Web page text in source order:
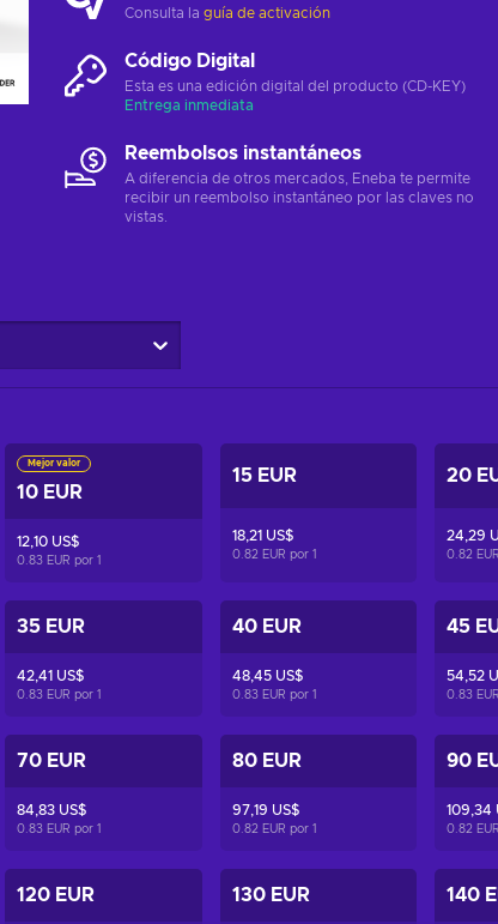
Consulta la guía de activación
Código Digital
Esta es una edición digital del producto (CD-KEY)
Entrega inmediata
Reembolsos instantáneos
A diferencia de otros mercados, Eneba te permite
recibir un reembolso instantáneo por las claves no
vistas.
Mejor valor
10 EUR
12,10 US$
0.83 EUR por 1
15 EUR
18,21 US$
0.82 EUR por 1
20
24,29
0.82
35 EUR
42,41 US$
0.83 EUR por 1
40 EUR
48,45 US$
0.83 EUR por 1
45
54,52
0.83
70 EUR
84,83 US$
0.83 EUR por 1
80 EUR
97,19 US$
0.82 EUR por 1
90
109,34
0.82
120 EUR 130 EUR 140